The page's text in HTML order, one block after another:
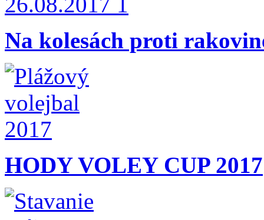
Na kolesách proti
HODY VOLEY CUP 2017